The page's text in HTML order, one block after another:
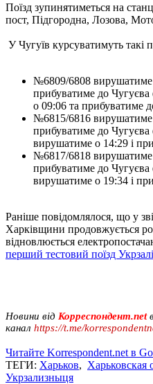
Поїзд зупинятиметься на
пост, Підгородна, Лозова,
У Чугуїв курсуватимуть такі
№6809/6808 вирушатиме
прибуватиме до
о 09:06 та прибуватиме
№6815/6816 вирушатиме
прибуватиме до Чугуєва
вирушатиме о 14:29 і
№6817/6818 вирушатиме
прибуватиме до Чугуєва
вирушатиме о 19:34 і
Раніше повідомлялося, що у
Харківщини продовжується
відновлюється
перший тестовий поїзд
Новини від Корреспондент.net
канал https://t.me/
Читайте Korrespondent.net в
ТЕГИ: Харьков, Харьковская
Укрзализныця